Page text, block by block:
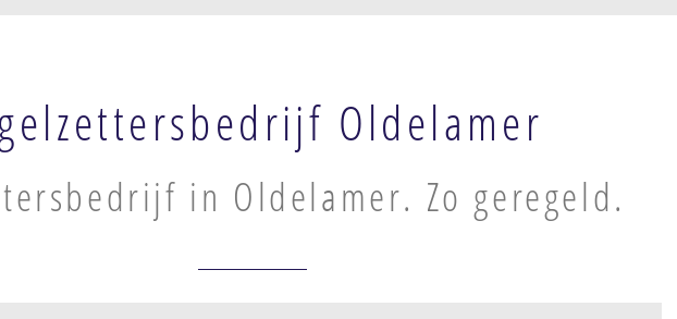
Oldelamer
in Oldelamer. Zo geregeld.